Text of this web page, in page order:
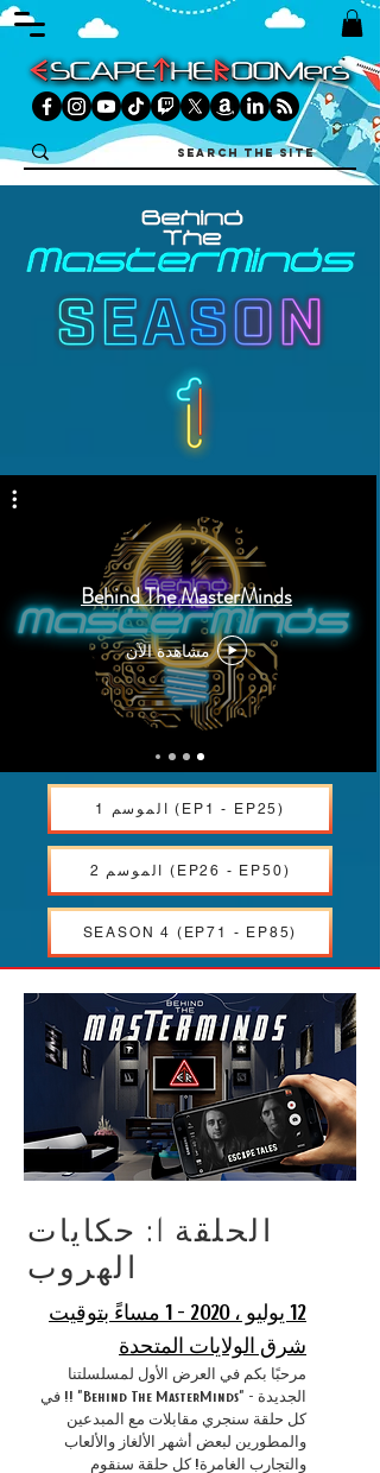
Behind The MasterMinds
مشاهدة الآن
الموسم 1 (EP1 - EP25)
الموسم 2 (EP26 - EP50)
SEASON 4 (EP71 - EP85)
الحلقة 1: حكايات
الهروب
12 يوليو ، 2020 - 1 مساءً بتوقيت
شرق الولايات المتحدة
مرحبًا بكم في العرض الأول لمسلسلتنا
الجديدة - "Behind The MasterMinds" !! في
كل حلقة سنجري مقابلات مع المبدعين
والمطورين لبعض أشهر الألغاز والألعاب
والتجارب الغامرة! كل حلقة سنقوم